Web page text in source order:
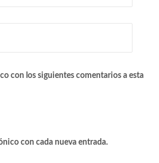
con los siguientes comentarios a esta
con cada nueva entrada.